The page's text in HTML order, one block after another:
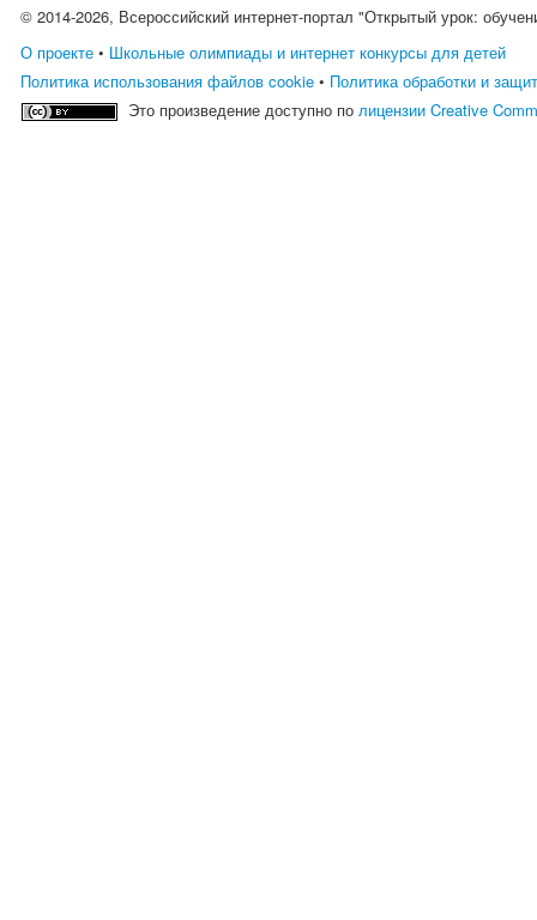
© 2014-2026, Всероссийский интернет-портал "Открытый урок:
О проекте • Школьные олимпиады и интернет конкурсы для детей
Политика использования файлов cookie • Политика обработки и
Это произведение доступно полицензии Creative